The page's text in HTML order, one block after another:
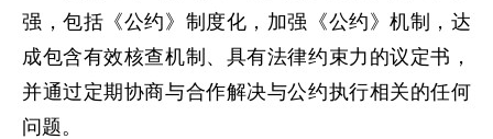
强，包括《公约》制度化，加强《公约》机制，达
成包含有效核查机制、具有法律约束力的议定书，
并通过定期协商与合作解决与公约执行相关的任何
问题。